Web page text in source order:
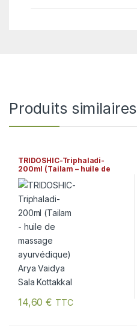
Produits similaires
TRIDOSHIC-Triphaladi-
200ml (Tailam – huile de
massage ayurvédique) Arya
Vaidya Sala Kottakkal
14,60€ TTC